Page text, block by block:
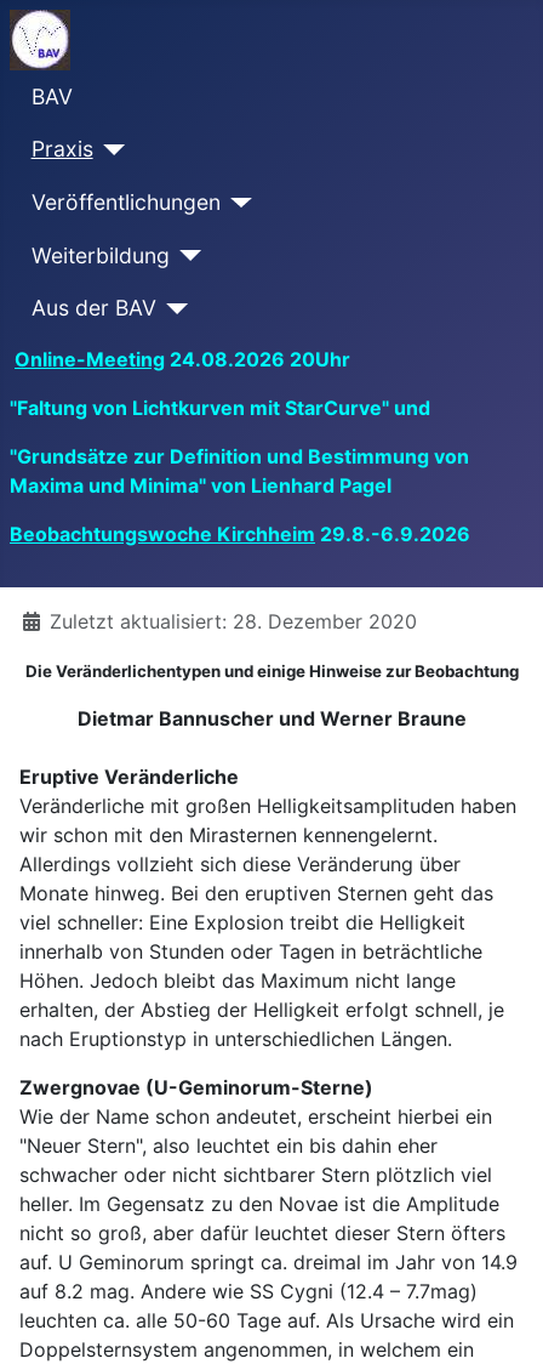
BAV
Praxis
Veröffentlichungen
Weiterbildung
Aus der BAV
Online-Meeting 24.08.2026 20Uhr
"Faltung von Lichtkurven mit StarCurve" und
"Grundsätze zur Definition und Bestimmung von
Maxima und Minima" von Lienhard Pagel
Beobachtungswoche Kirchheim 29.8.-6.9.2026
DetailsZuletzt aktualisiert: 28. Dezember 2020
Die Veränderlichentypen und einige Hinweise zur Beobachtung
Dietmar Bannuscher und Werner Braune
Eruptive Veränderliche
Veränderliche mit großen Helligkeitsamplituden haben
wir schon mit den Mirasternen kennengelernt.
Allerdings vollzieht sich diese Veränderung über
Monate hinweg. Bei den eruptiven Sternen geht das
viel schneller: Eine Explosion treibt die Helligkeit
innerhalb von Stunden oder Tagen in beträchtliche
Höhen. Jedoch bleibt das Maximum nicht lange
erhalten, der Abstieg der Helligkeit erfolgt schnell, je
nach Eruptionstyp in unterschiedlichen Längen.
Zwergnovae (U-Geminorum-Sterne)
Wie der Name schon andeutet, erscheint hierbei ein
"Neuer Stern", also leuchtet ein bis dahin eher
schwacher oder nicht sichtbarer Stern plötzlich viel
heller. Im Gegensatz zu den Novae ist die Amplitude
nicht so groß, aber dafür leuchtet dieser Stern öfters
auf. U Geminorum springt ca. dreimal im Jahr von 14.9
auf 8.2 mag. Andere wie SS Cygni (12.4 – 7.7mag)
leuchten ca. alle 50-60 Tage auf. Als Ursache wird ein
Doppelsternsystem angenommen, in welchem ein